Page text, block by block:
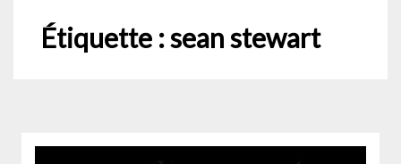
Étiquette :sean stewart